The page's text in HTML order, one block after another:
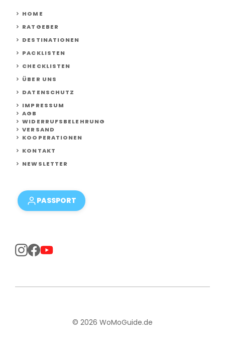
HOME
RATGEBER
DESTINATIONEN
PACKLISTEN
CHECKLISTEN
ÜBER UNS
DATENSCHUTZ
IMPRESSUM
AGB
WIDERRUFSBELEHRUNG
VERSAND
KOOPERATIONEN
KONTAKT
NEWSLETTER
PASSPORT
© 2026 WoMoGuide.de